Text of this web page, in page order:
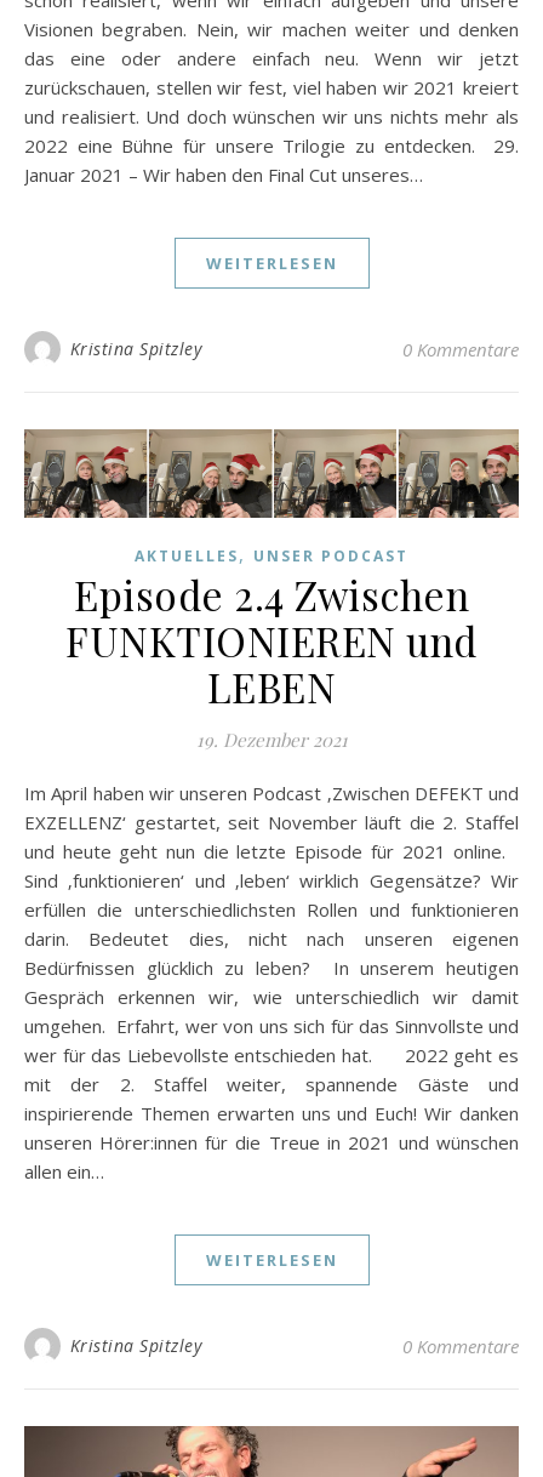
Visionen begraben. Nein, wir machen weiter und denken
das eine oder andere einfach neu. Wenn wir jetzt
zurückschauen, stellen wir fest, viel haben wir 2021 kreiert
und realisiert. Und doch wünschen wir uns nichts mehr als
2022 eine Bühne für unsere Trilogie zu entdecken. 29.
Januar 2021 – Wir haben den Final Cut unseres…
WEITERLESEN
Kristina Spitzley 0 Kommentare
AKTUELLES, UNSER PODCAST
Episode 2.4 Zwischen
FUNKTIONIEREN und
LEBEN
19. Dezember 2021
Im April haben wir unseren Podcast ‚Zwischen DEFEKT und
EXZELLENZ‘ gestartet, seit November läuft die 2. Staffel
und heute geht nun die letzte Episode für 2021 online.
Sind ‚funktionieren‘ und ‚leben‘ wirklich Gegensätze? Wir
erfüllen die unterschiedlichsten Rollen und funktionieren
darin. Bedeutet dies, nicht nach unseren eigenen
Bedürfnissen glücklich zu leben? In unserem heutigen
Gespräch erkennen wir, wie unterschiedlich wir damit
umgehen. Erfahrt, wer von uns sich für das Sinnvollste und
wer für das Liebevollste entschieden hat. 2022 geht es
mit der 2. Staffel weiter, spannende Gäste und
inspirierende Themen erwarten uns und Euch! Wir danken
unseren Hörer:innen für die Treue in 2021 und wünschen
allen ein…
WEITERLESEN
Kristina Spitzley 0 Kommentare